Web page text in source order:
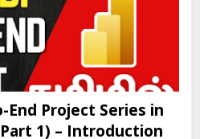
End Project Series in
1) – Introduction